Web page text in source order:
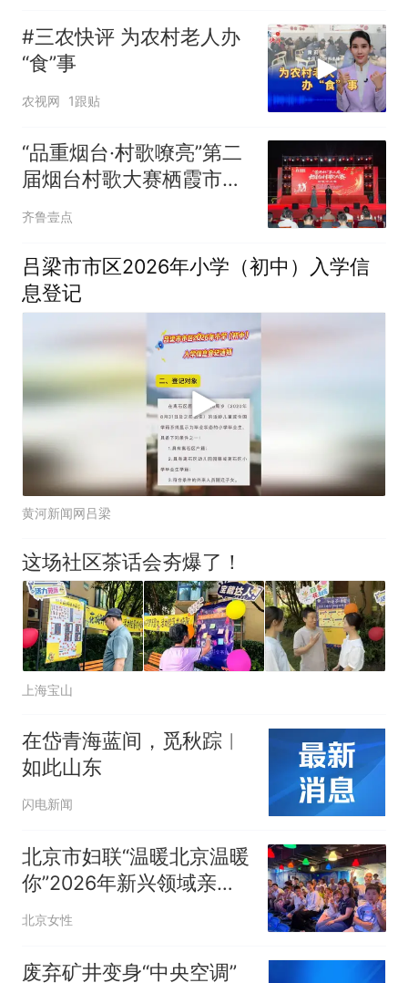
#三农快评 为农村老人办
“食”事
农视网 1跟贴
“品重烟台·村歌嘹亮”第二
届烟台村歌大赛栖霞市决
赛圆满落幕
齐鲁壹点
吕梁市市区2026年小学（初中）入学信
息登记
黄河新闻网吕梁
这场社区茶话会夯爆了！
上海宝山
在岱青海蓝间，觅秋踪︱
如此山东
闪电新闻
北京市妇联“温暖北京温暖
你”2026年新兴领域亲子
文化之旅走进朝阳区富国
北京女性
废弃矿井变身“中央空调”